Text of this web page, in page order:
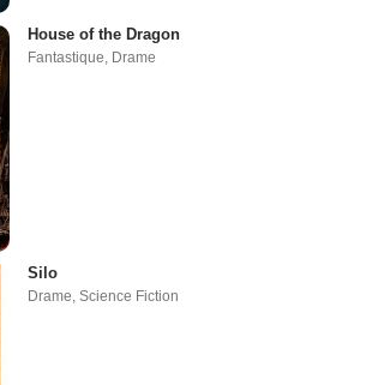
House of the Dragon
Fantastique, Drame
Silo
Drame ,Science Fiction